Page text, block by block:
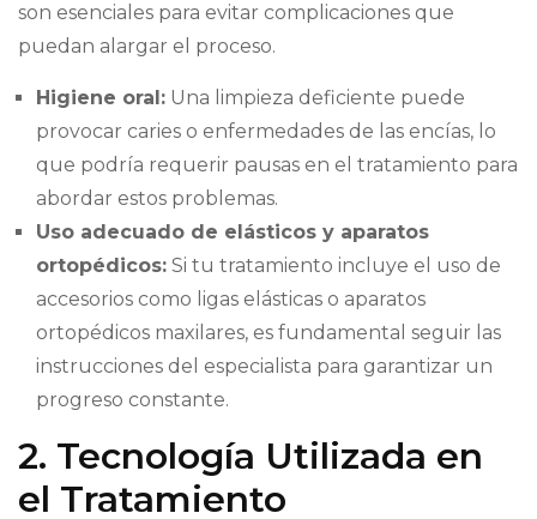
son esenciales para evitar complicaciones que
puedan alargar el proceso.
Higiene oral: Una limpieza deficiente puede
provocar caries o enfermedades de las encías, lo
que podría requerir pausas en el tratamiento para
abordar estos problemas.
Uso adecuado de elásticos y aparatos
ortopédicos: Si tu tratamiento incluye el uso de
accesorios como ligas elásticas o aparatos
ortopédicos maxilares, es fundamental seguir las
instrucciones del especialista para garantizar un
progreso constante.
2. Tecnología Utilizada en
el Tratamiento